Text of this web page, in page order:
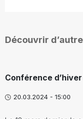
Découvrir
Conférence d’hiver
20.03.2024 - 15:00